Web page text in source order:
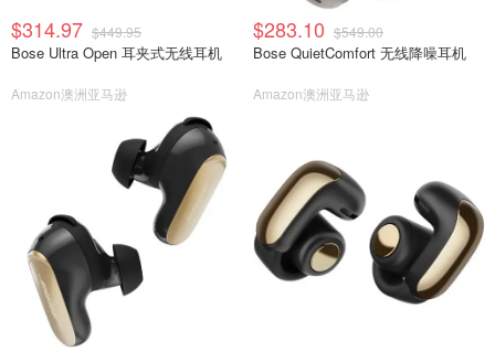
$314.97 $449.95
Bose Ultra Open 耳夹式无线耳机
Amazon澳洲亚马逊
$283.10 $549.00
Bose QuietComfort 无线降噪耳机
Amazon澳洲亚马逊